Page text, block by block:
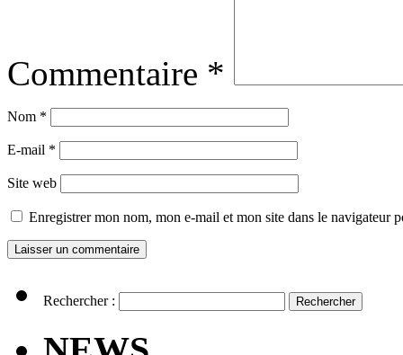
Commentaire *
Nom *
E-mail *
Site web
Enregistrer mon nom, mon e-mail et mon site dans le navigateur
Rechercher :